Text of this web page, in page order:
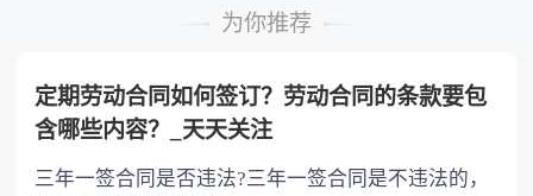
的继承人，不尽扶养义务的，分配遗产时，应当
为你推荐
定期劳动合同如何签订？劳动合同的条款要包
含哪些内容？_天天关注
三年一签合同是否违法?三年一签合同是不违法的，